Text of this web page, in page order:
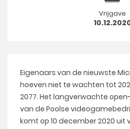
Vrijgave
Eigenaars van de nieuwste
hoeven niet te wachten tot
2077. Het langverwachte
van de Poolse
komt op 10 december 2020 uit